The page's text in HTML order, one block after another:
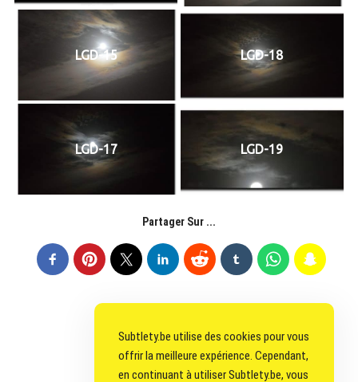
LGD-15 LGD-18
LGD-17 LGD-19
Partager Sur ...
Subtlety.be utilise des cookies pour vous
offrir la meilleure expérience. Cependant,
en continuant à utiliser Subtlety.be, vous